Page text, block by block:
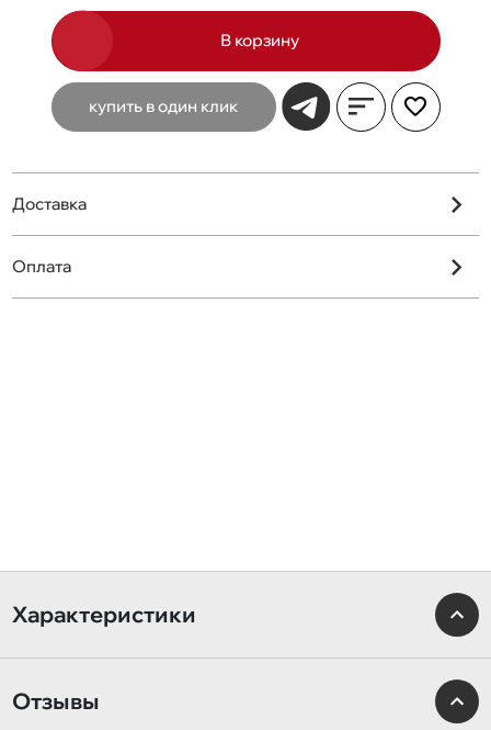
В корзину
купить в один клик
Доставка
Оплата
Характеристики
Отзывы